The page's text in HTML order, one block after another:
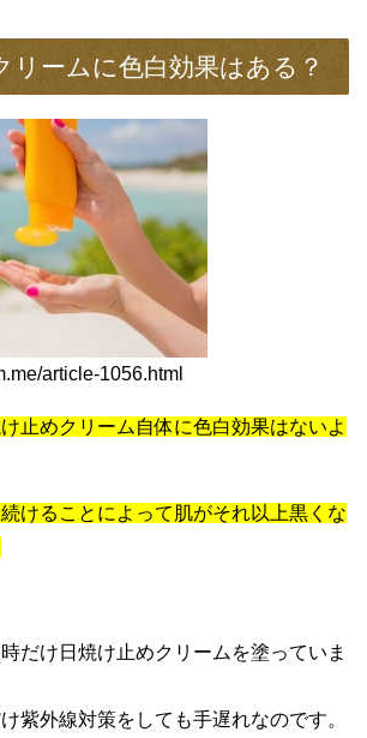
リームに色白効果はある？
article-1056.html
止めクリーム自体に色白効果はないよ
けることによって肌がそれ以上黒くな
だけ日焼け止めクリームを塗っていま
紫外線対策をしても手遅れなのです。